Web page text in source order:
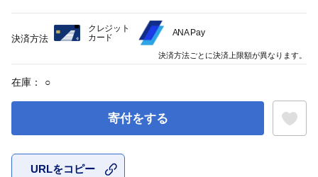
在庫： ○
寄付をする
URLをコピー
決済方法
クレジット
カード
ANA Pay
決済方法ごとに決済上限額が異なります。